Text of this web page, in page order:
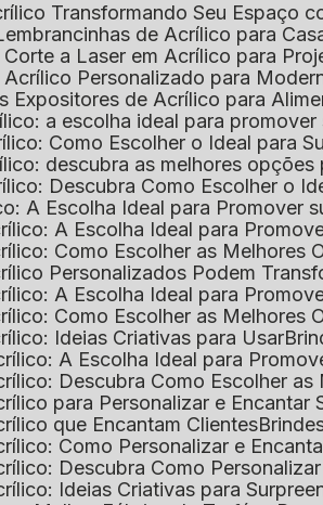
Transformando Seu Espaço
de Acrílico para
Corte a Laser em Acrílico para
Acrílico Personalizado para
Expositores de Acrílico para
a escolha ideal para
Como Escolher o Ideal para
descubra as melhores opções
Descubra Como Escolher o
A Escolha Ideal para Promover
A Escolha Ideal para
Como Escolher as Melhores
Personalizados Podem
A Escolha Ideal para
Como Escolher as Melhores
Ideias Criativas para Usar
A Escolha Ideal para
Descubra Como Escolher
para Personalizar e Encantar
que Encantam Clientes
Como Personalizar e
Descubra Como
Ideias Criativas para